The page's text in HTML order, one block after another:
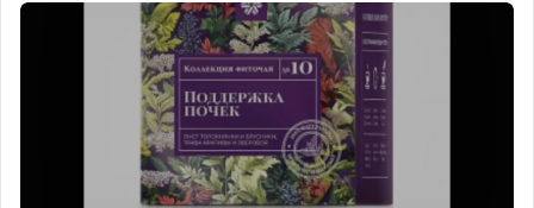
✅Принципиальный отказ от вредных и
потенциально опасных компонентов: (сульфатов,
парабенов, фталатов, минеральных масел,
искусственных консервантов, красителей и
отдушек), так как мы заботимся об экологии
окружающей природы и о безопасности для
здоровья своих клиентов